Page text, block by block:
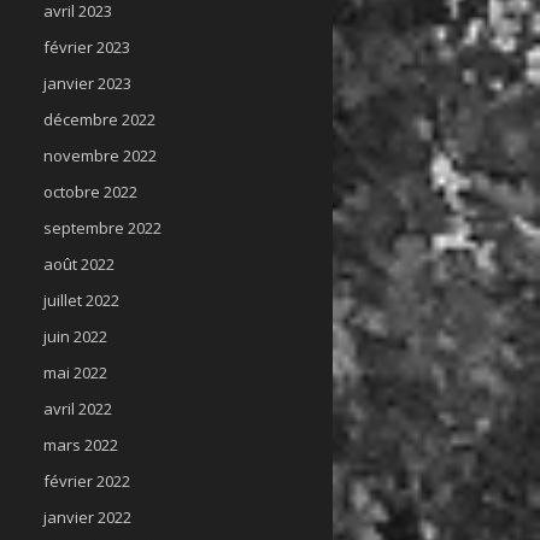
avril 2023
février 2023
janvier 2023
décembre 2022
novembre 2022
octobre 2022
septembre 2022
août 2022
juillet 2022
juin 2022
mai 2022
avril 2022
mars 2022
février 2022
janvier 2022